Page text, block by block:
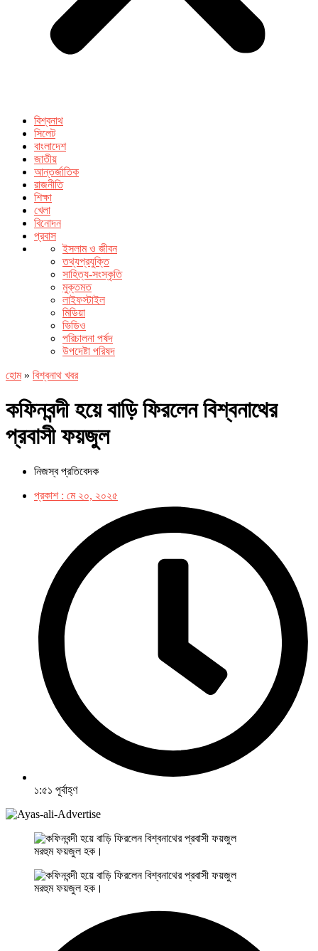
বিশ্বনাথ
সিলেট
বাংলাদেশ
জাতীয়
আন্তর্জাতিক
রাজনীতি
শিক্ষা
খেলা
বিনোদন
প্রবাস
ইসলাম ও জীবন
তথ্যপ্রযুক্তি
সাহিত্য-সংস্কৃতি
মুক্তমত
লাইফস্টাইল
মিডিয়া
ভিডিও
পরিচালনা পর্ষদ
উপদেষ্টা পরিষদ
হোম» বিশ্বনাথ খবর
কফিনবন্দী হয়ে বাড়ি ফিরলেন বিশ্বনাথের
প্রবাসী ফয়জুল
নিজস্ব প্রতিবেদক
প্রকাশ : মে ২০, ২০২৫
১:৫১ পূর্বাহ্ণ
মরহুম ফয়জুল হক।
মরহুম ফয়জুল হক।